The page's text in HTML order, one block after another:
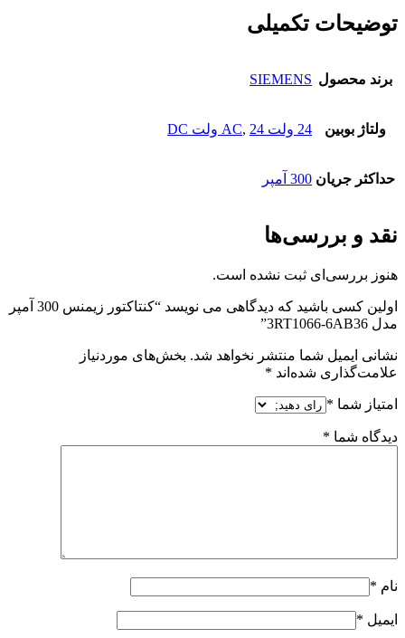
توضیحات تکمیلی
برند محصول SIEMENS
ولتاژ بوبین 24 ولت AC , 24 ولت DC
حداکثر جریان 300 آمپر
نقد و بررسی‌ها
هنوز بررسی‌ای ثبت نشده است.
اولین کسی باشید که دیدگاهی می نویسد “کنتاکتور زیمنس 300 آمپر
مدل 3RT1066-6AB36”
نشانی ایمیل شما منتشر نخواهد شد. بخش‌های موردنیاز
علامت‌گذاری شده‌اند *
امتیاز شما *
دیدگاه شما *
نام *
ایمیل *